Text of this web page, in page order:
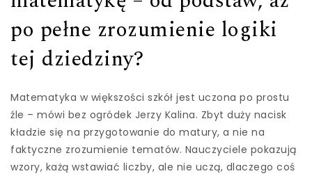
po pełne zrozumienie logiki
tej dziedziny?
Matematyka w większości szkół jest uczona po prostu
źle – mówi bez ogródek Jerzy Kalina. Zbyt duży nacisk
kładzie się na przygotowanie do matury, a nie na
faktyczne zrozumienie tematów. Nauczyciele pokazują
wzory, każą wstawiać liczby, ale nie uczą, dlaczego coś